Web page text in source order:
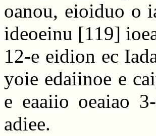
oanou, eioiduo o
ideoeinu [119]
12-e eidion ec
yoie edaiinoe e
e eaaiio oeaiao
adiee.